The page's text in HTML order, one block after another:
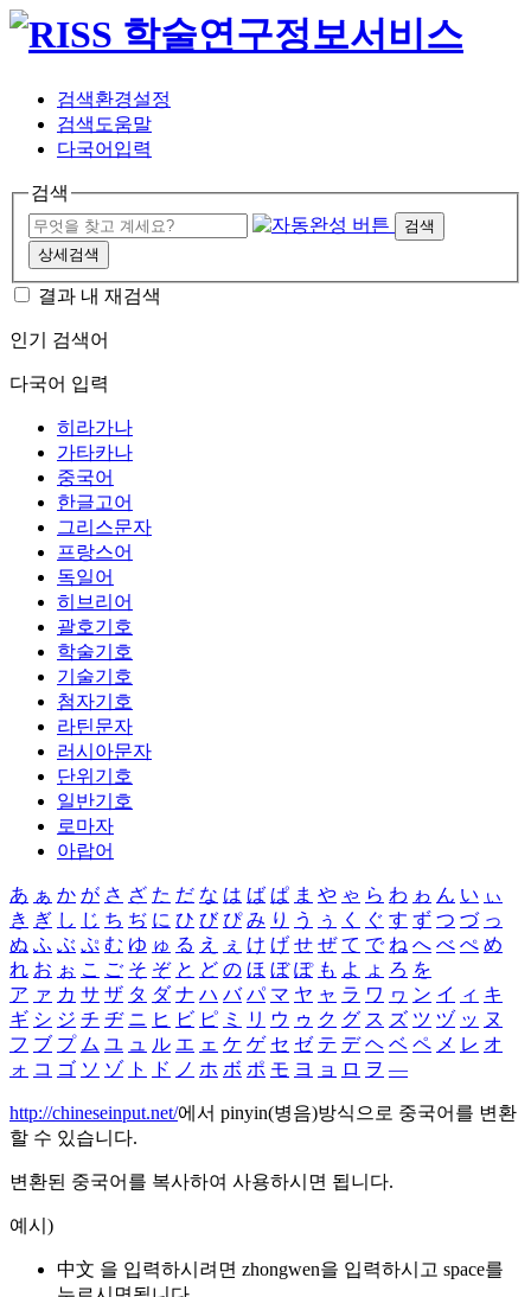
검색환경설정
검색도움말
다국어입력
검색
검색
상세검색
결과 내 재검색
인기 검색어
다국어 입력
히라가나
가타카나
중국어
한글고어
그리스문자
프랑스어
독일어
히브리어
괄호기호
학술기호
기술기호
첨자기호
라틴문자
러시아문자
단위기호
일반기호
로마자
아랍어
あ ぁ か が さ ざ た だ な は ば ぱ ま や ゃ ら わ ゎ ん い ぃ
き ぎ し じ ち ぢ に ひ び ぴ み り う ぅ く ぐ す ず つ づ っ
ぬ ふ ぶ ぷ む ゆ ゅ る え ぇ け げ せ ぜ て で ね へ べ ぺ め
れ お ぉ こ ご そ ぞ と ど の ほ ぼ ぽ も よ ょ ろ を
ア ァ カ サ ザ タ ダ ナ ハ バ パ マ ヤ ャ ラ ワ ヮ ン イ ィ キ
ギ シ ジ チ ヂ ニ ヒ ビ ピ ミ リ ウ ゥ ク グ ス ズ ツ ヅ ッ ヌ
フ ブ プ ム ユ ュ ル エ ェ ケ ゲ セ ゼ テ デ ヘ ベ ペ メ レ オ
ォ コ ゴ ソ ゾ ト ド ノ ホ ボ ポ モ ヨ ョ ロ ヲ ―
http://chineseinput.net/에서 pinyin(병음)방식으로 중국어를 변환
할 수 있습니다.
변환된 중국어를 복사하여 사용하시면 됩니다.
예시)
中文 을 입력하시려면 zhongwen을 입력하시고 space를